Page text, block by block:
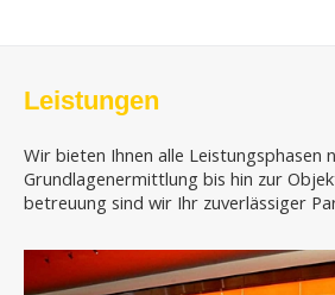
Leistungen
Wir bieten Ihnen alle Leistungsphasen
Grundlagenermittlung bis hin zur
betreuung sind wir Ihr zuverlässiger